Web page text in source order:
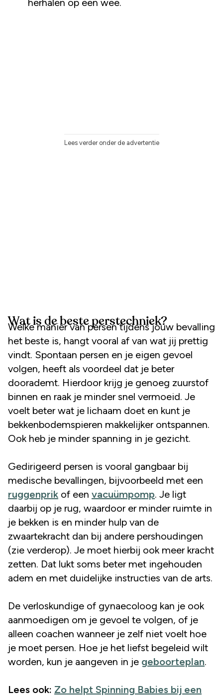
Lees verder onder de advertentie
Wat is de beste perstechniek?
Welke manier van persen tijdens jouw bevalling
het beste is, hangt vooral af van wat jij prettig
vindt. Spontaan persen en je eigen gevoel
volgen, heeft als voordeel dat je beter
doorademt. Hierdoor krijg je genoeg zuurstof
binnen en raak je minder snel vermoeid. Je
voelt beter wat je lichaam doet en kunt je
bekkenbodemspieren makkelijker ontspannen.
Ook heb je minder spanning in je gezicht.
Gedirigeerd persen is vooral gangbaar bij
medische bevallingen, bijvoorbeeld met een
ruggenprik of een vacuümpomp. Je ligt
daarbij op je rug, waardoor er minder ruimte in
je bekken is en minder hulp van de
zwaartekracht dan bij andere pershoudingen
(zie verderop). Je moet hierbij ook meer kracht
zetten. Dat lukt soms beter met ingehouden
adem en met duidelijke instructies van de arts.
De verloskundige of gynaecoloog kan je ook
aanmoedigen om je gevoel te volgen, of je
alleen coachen wanneer je zelf niet voelt hoe
je moet persen. Hoe je het liefst begeleid wilt
worden, kun je aangeven in je geboorteplan.
Lees ook: Zo helpt Spinning Babies bij een